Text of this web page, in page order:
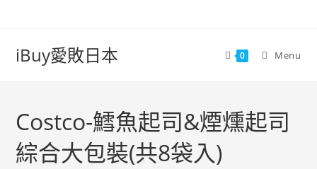
iBuy愛敗日本 0 Menu
Costco-鱈魚起司&煙燻起司
綜合大包裝(共8袋入)